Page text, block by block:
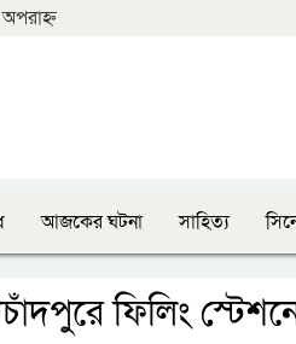
আজকের ঘটনা সাহিত্য
ফিলিং